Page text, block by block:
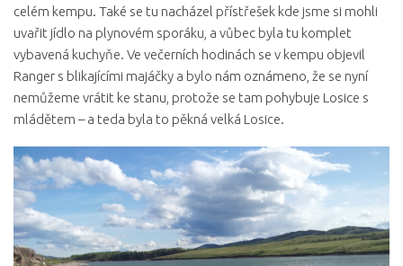
celém kempu. Také se tu nacházel přístřešek kde jsme si mohli
uvařit jídlo na plynovém sporáku, a vůbec byla tu komplet
vybavená kuchyňe. Ve večerních hodinách se v kempu objevil
Ranger s blikajícími majáčky a bylo nám oznámeno, že se nyní
nemůžeme vrátit ke stanu, protože se tam pohybuje Losice s
mládětem – a teda byla to pěkná velká Losice.